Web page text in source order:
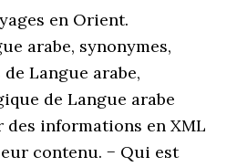
en Orient.
arabe, synonymes,
Langue arabe,
de Langue arabe
des informations en XML
contenu. − Qui est